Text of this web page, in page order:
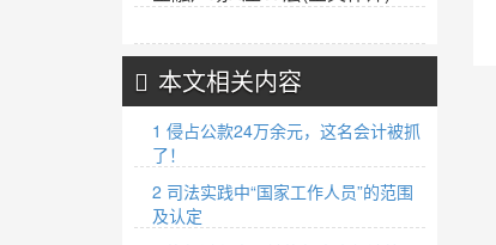
本文相关内容
1 侵占公款24万余元，这名会计被抓
了！
2 司法实践中“国家工作人员”的范围
及认定